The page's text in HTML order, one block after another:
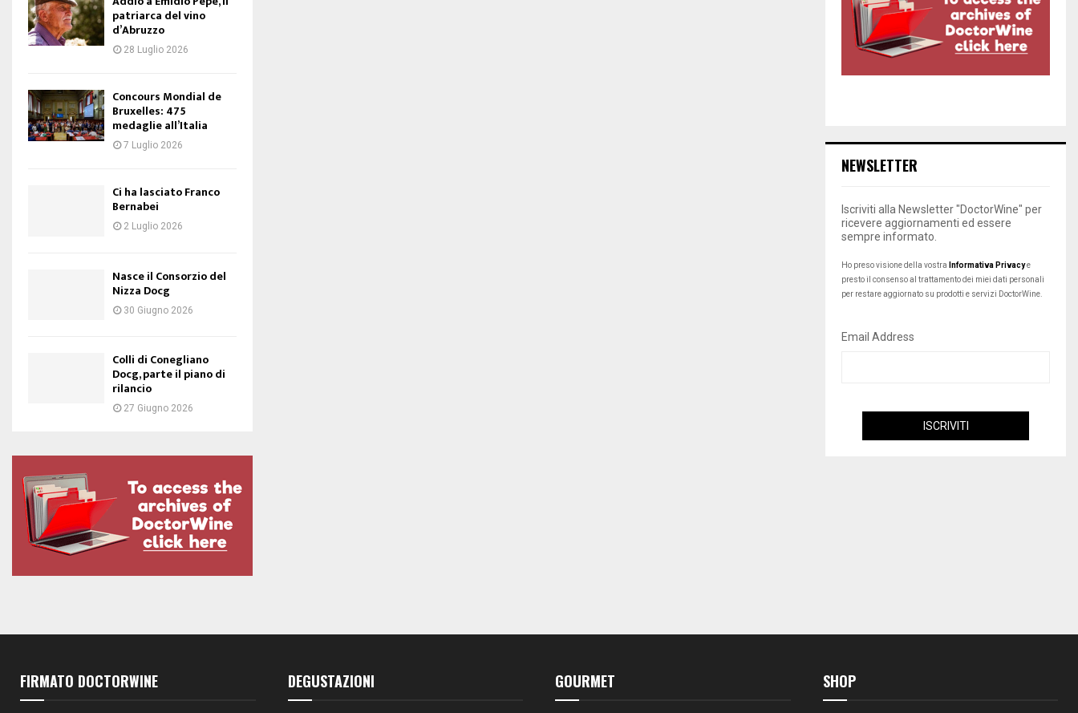
patriarca del vino
d’Abruzzo
28 Luglio 2026
Concours Mondial de
Bruxelles: 475
medaglie all’Italia
7 Luglio 2026
Ci ha lasciato Franco
Bernabei
2 Luglio 2026
Nasce il Consorzio del
Nizza Docg
30 Giugno 2026
Colli di Conegliano
Docg, parte il piano di
rilancio
27 Giugno 2026
NEWSLETTER
Iscriviti alla Newsletter "DoctorWine" per
ricevere aggiornamenti ed essere
sempre informato.
Ho preso visione della vostra Informativa Privacye
presto il consenso al trattamento dei miei dati personali
per restare aggiornato su prodotti e servizi DoctorWine.
Email Address
FIRMATO DOCTORWINE DEGUSTAZIONI GOURMET SHOP